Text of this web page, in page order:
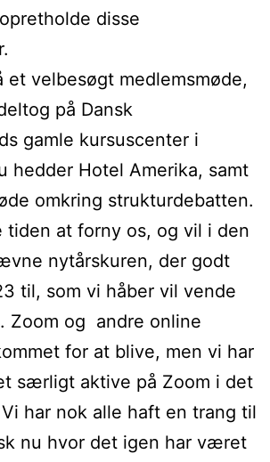
disse
et velbesøgt medlemsmøde,
på Dansk
gamle kursuscenter i
hedder Hotel Amerika, samt
omkring strukturdebatten.
tiden at forny os, og vil i den
nytårskuren, der godt
til, som vi håber vil vende
Zoom og andre online
for at blive, men vi har
særligt aktive på Zoom i det
har nok alle haft en trang til
nu hvor det igen har været